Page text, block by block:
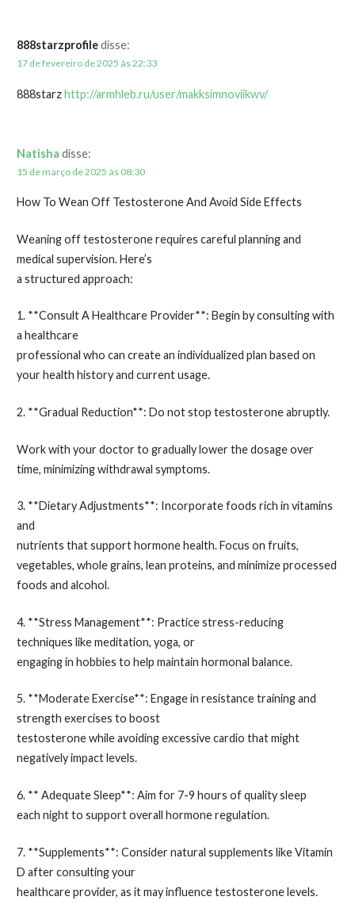
888starzprofiledisse:
17 de fevereiro de 2025 às 22:33
888starzhttp://armhleb.ru/user/makksimnoviikwv/
Natisha disse:
15 de março de 2025 às 08:30
How To Wean Off Testosterone And Avoid Side Effects
Weaning off testosterone requires careful planning and
medical supervision. Here’s
a structured approach:
1. **Consult A Healthcare Provider**: Begin by consulting with
a healthcare
professional who can create an individualized plan based on
your health history and current usage.
2. **Gradual Reduction**: Do not stop testosterone abruptly.
Work with your doctor to gradually lower the dosage over
time, minimizing withdrawal symptoms.
3. **Dietary Adjustments**: Incorporate foods rich in vitamins
and
nutrients that support hormone health. Focus on fruits,
vegetables, whole grains, lean proteins, and minimize processed
foods and alcohol.
4. **Stress Management**: Practice stress-reducing
techniques like meditation, yoga, or
engaging in hobbies to help maintain hormonal balance.
5. **Moderate Exercise**: Engage in resistance training and
strength exercises to boost
testosterone while avoiding excessive cardio that might
negatively impact levels.
6. ** Adequate Sleep**: Aim for 7-9 hours of quality sleep
each night to support overall hormone regulation.
7. **Supplements**: Consider natural supplements like Vitamin
D after consulting your
healthcare provider, as it may influence testosterone levels.